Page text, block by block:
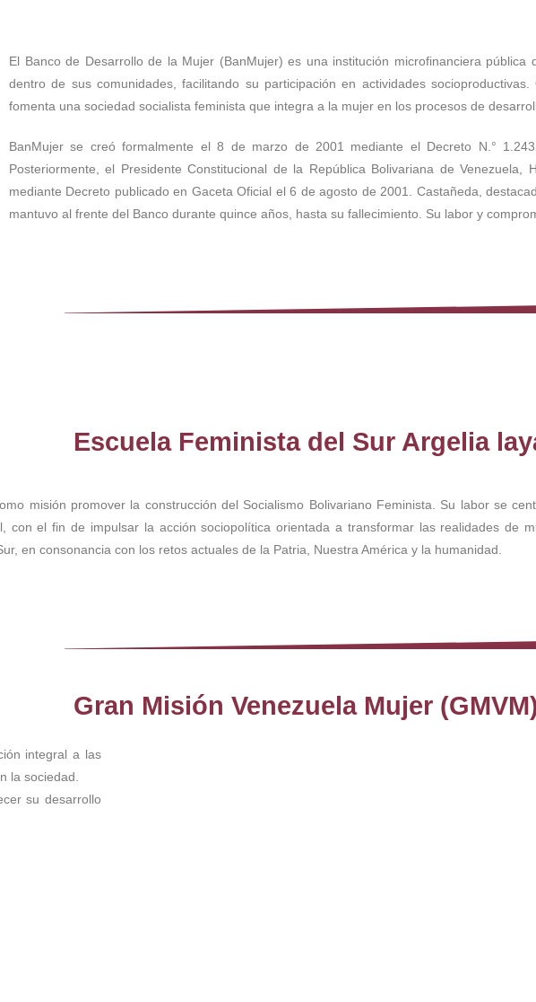
El Banco de Desarrollo de la Mujer (BanMujer) es una institución microfinanciera
dentro de sus comunidades, facilitando su participación en actividades
fomenta una sociedad socialista feminista que integra a la mujer en los procesos de
BanMujer se creó formalmente el 8 de marzo de 2001 mediante el Decreto N.°
Posteriormente, el Presidente Constitucional de la República Bolivariana de
mediante Decreto publicado en Gaceta Oficial el 6 de agosto de 2001. Castañeda,
mantuvo al frente del Banco durante quince años, hasta su fallecimiento. Su labor y
Escuela Feminista del Sur Argelia
misión promover la construcción del Socialismo Bolivariano Feminista. Su labor se
con el fin de impulsar la acción sociopolítica orientada a transformar las realidades de
en consonancia con los retos actuales de la Patria, Nuestra América y la humanidad.
Gran Misión Venezuela Mujer
integral a las
la sociedad.
su desarrollo